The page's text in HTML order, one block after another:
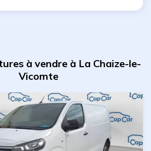
à vendre à La Chaize-le-
Vicomte